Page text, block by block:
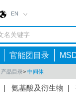
EN
官能团目录
产品目录> 中间体
| 氨基酸及衍生物 |